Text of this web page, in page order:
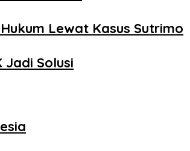
Lewat Kasus Sutrimo
Jadi Solusi